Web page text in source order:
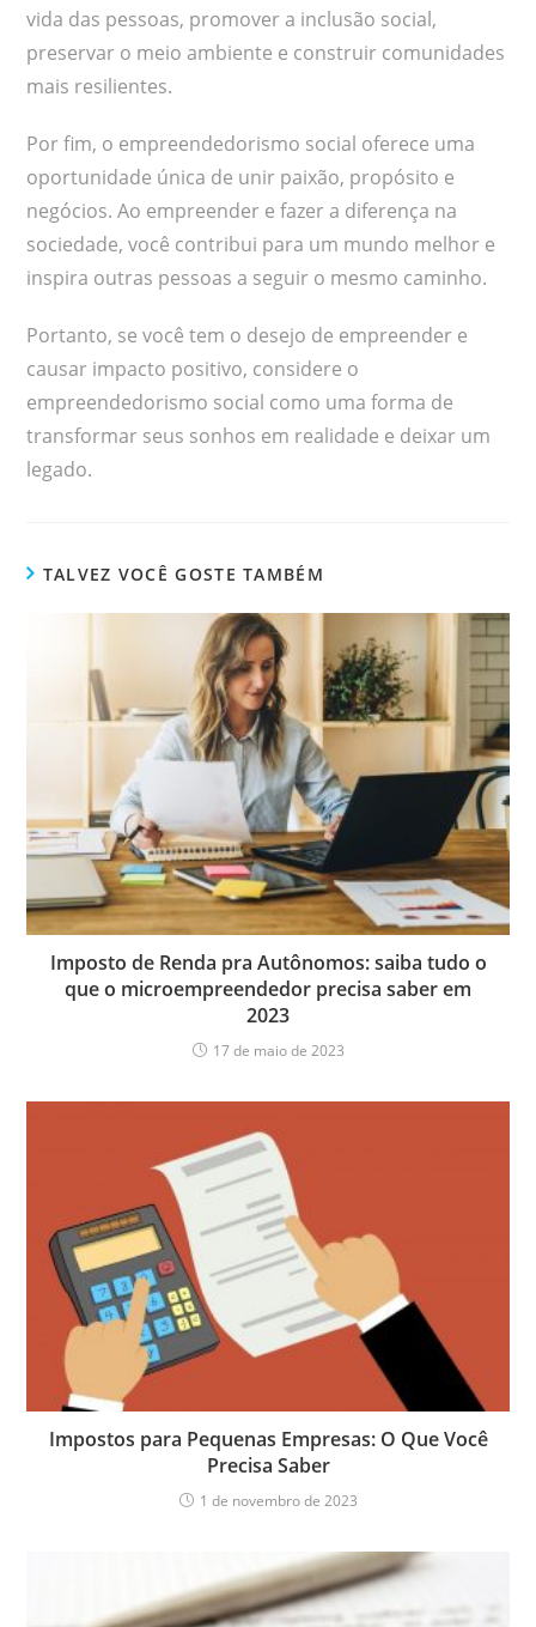
vida das pessoas, promover a inclusão social,
preservar o meio ambiente e construir comunidades
mais resilientes.
Por fim, o empreendedorismo social oferece uma
oportunidade única de unir paixão, propósito e
negócios. Ao empreender e fazer a diferença na
sociedade, você contribui para um mundo melhor e
inspira outras pessoas a seguir o mesmo caminho.
Portanto, se você tem o desejo de empreender e
causar impacto positivo, considere o
empreendedorismo social como uma forma de
transformar seus sonhos em realidade e deixar um
legado.
TALVEZ VOCÊ GOSTE TAMBÉM
Imposto de Renda pra Autônomos: saiba tudo o
que o microempreendedor precisa saber em
2023
17 de maio de 2023
Impostos para Pequenas Empresas: O Que Você
Precisa Saber
1 de novembro de 2023